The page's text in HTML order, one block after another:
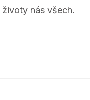
nás všech.